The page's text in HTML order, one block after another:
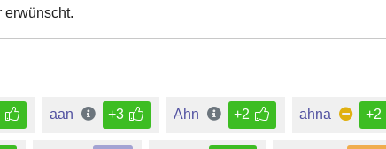
erwünscht.
aan +3 Ahn +2 ahna +2